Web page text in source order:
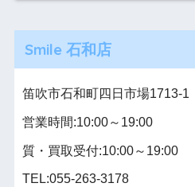
Smile 石和店
笛吹市石和町四日市場1713-1
営業時間:10:00～19:00
質・買取受付:10:00～19:00
TEL:055-263-3178